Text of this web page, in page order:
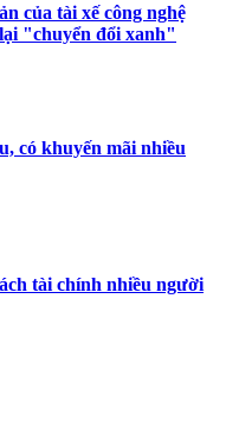
của tài xế công nghệ
"chuyển đổi xanh"
có khuyến mãi nhiều
tài chính nhiều người